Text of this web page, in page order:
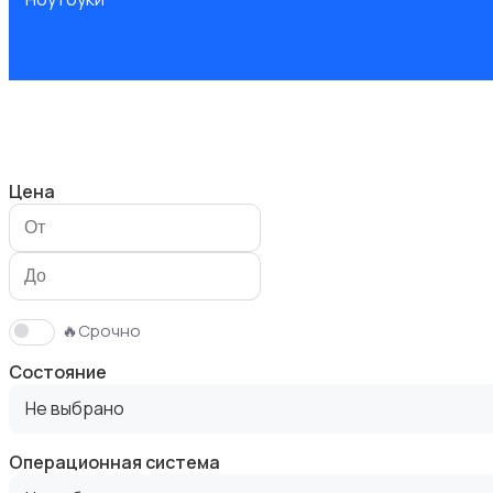
Мониторы
Клавиатуры и мыши
Цена
🔥Срочно
Состояние
Не выбрано
Операционная система